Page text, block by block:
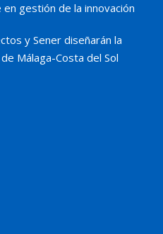
gestión de la innovación
y Sener diseñarán la
Málaga-Costa del Sol